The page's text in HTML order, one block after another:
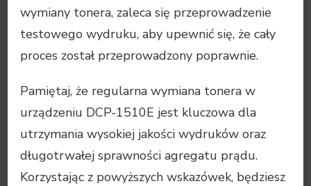
wymiany tonera, zaleca się przeprowadzenie
testowego wydruku, aby upewnić się, że cały
proces został przeprowadzony poprawnie.
Pamiętaj, że regularna wymiana tonera w
urządzeniu DCP-1510E jest kluczowa dla
utrzymania wysokiej jakości wydruków oraz
długotrwałej sprawności agregatu prądu.
Korzystając z powyższych wskazówek, będziesz